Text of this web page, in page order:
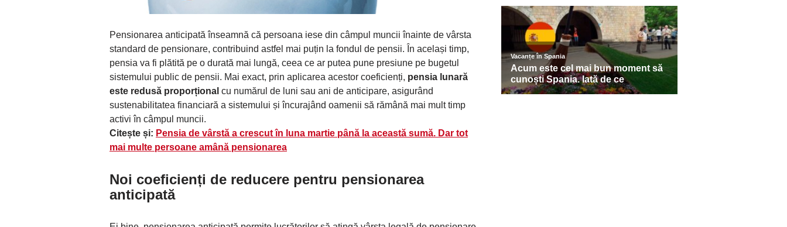
Pensionarea anticipată înseamnă că persoana iese din câmpul muncii înainte de vârsta
standard de pensionare, contribuind astfel mai puțin la fondul de pensii. În același timp,
pensia va fi plătită pe o durată mai lungă, ceea ce ar putea pune presiune pe bugetul
sistemului public de pensii. Mai exact, prin aplicarea acestor coeficienți, pensia lunară
este redusă proporțional cu numărul de luni sau ani de anticipare, asigurând
sustenabilitatea financiară a sistemului și încurajând oamenii să rămână mai mult timp
activi în câmpul muncii.
Citește și: Pensia de vârstă a crescut în luna martie până la această sumă. Dar tot
mai multe persoane amână pensionarea
Noi coeficienți de reducere pentru pensionarea
anticipată